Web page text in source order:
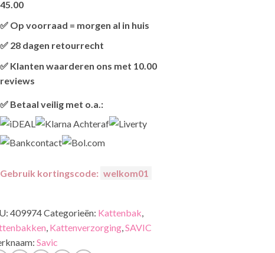
45.00
pakket 5,95 en bestellingen v.a. 45,00
worden gratis verzonden.
✅ Op voorraad = morgen al in huis
bestelt vóór 13:00, wordt het
nog verzonden.
✅ 28 dagen retourrecht
28 dagende tijd om te retourneren.
✅ Klanten waarderen ons met 10.00
reviews
met9,2 bij webkeur
✅ Betaal veilig met o.a.:
Gebruik kortingscode: welkom01
409974Categorieën: Kattenbak
Kattenverzorging SAVIC
Savic